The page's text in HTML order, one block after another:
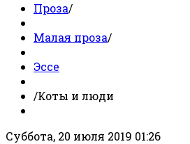
Проза/
Малая проза/
Эссе
/Коты и люди
Суббота, 20 июля 2019 01:26